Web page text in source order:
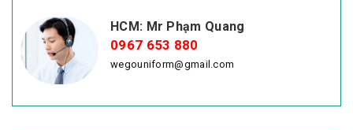
HCM: Mr Phạm Quang
0967 653 880
wegouniform@gmail.com